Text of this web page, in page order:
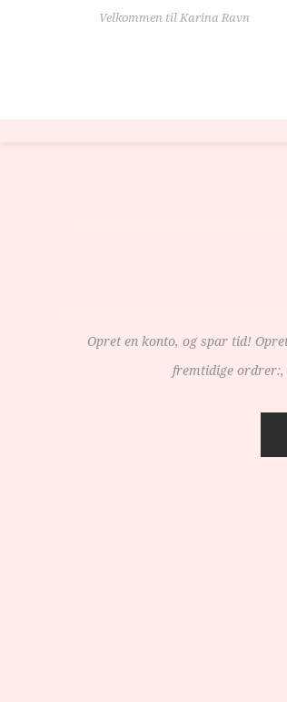
Velkommen til Karina Ravn
Opret en konto, og spar tid!
fremtidige ordrer:,